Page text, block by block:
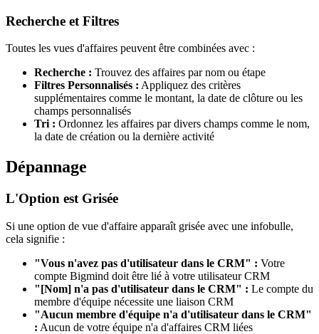
Recherche et Filtres
Toutes les vues d'affaires peuvent être combinées avec :
Recherche : Trouvez des affaires par nom ou étape
Filtres Personnalisés : Appliquez des critères
supplémentaires comme le montant, la date de clôture ou les
champs personnalisés
Tri : Ordonnez les affaires par divers champs comme le nom,
la date de création ou la dernière activité
Dépannage
L'Option est Grisée
Si une option de vue d'affaire apparaît grisée avec une infobulle,
cela signifie :
"Vous n'avez pas d'utilisateur dans le CRM" : Votre
compte Bigmind doit être lié à votre utilisateur CRM
"[Nom] n'a pas d'utilisateur dans le CRM" : Le compte du
membre d'équipe nécessite une liaison CRM
"Aucun membre d'équipe n'a d'utilisateur dans le CRM"
: Aucun de votre équipe n'a d'affaires CRM liées